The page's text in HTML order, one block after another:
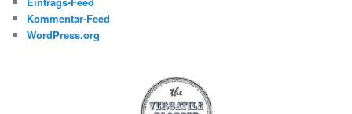
Kommentar-Feed
WordPress.org